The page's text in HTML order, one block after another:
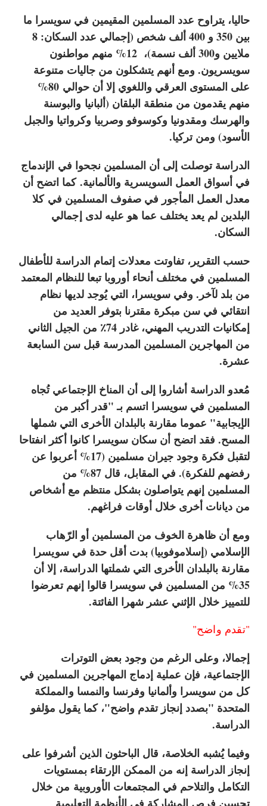
حاليا، يتراوح عدد المسلمين المقيمين في سويسرا ما
بين 350 و 400 ألف شخص (إجمالي عدد السكان: 8
ملايين و300 ألف نسمة)، 12% منهم مواطنون
سويسريون. ومع أنهم يتشكلون من جاليات متنوعة
على المستوى العرقي واللغوي إلا أن حوالي 80%
منهم يقدمون من منطقة البلقان (ألبانيا والبوسنة
والهرسك ومقدونيا وكوسوفو وصربيا وكرواتيا والجبل
الأسود) ومن تركيا.
الدراسة توصلت إلى أن المسلمين نجحوا في الإندماج
في أسواق العمل السويسرية والألمانية. كما اتضح أن
معدل العمل المأجور في صفوف المسلمين في كلا
البلدين لم يعد يختلف عما هو عليه لدى إجمالي
السكان.
حسب التقرير، تفاوتت معدلات إتمام الدراسة للأطفال
المسلمين في مختلف أنحاء أوروبا تبعا للنظام المعتمد
من بلد لآخر. وفي سويسرا، التي يُوجد لديها نظام
انتقائي في سن مبكرة مقترنا بتوفر العديد من
إمكانيات التدريب المهني، غادر 74٪ من الجيل الثاني
من المهاجرين المسلمين المدرسة قبل سن السابعة
عشرة.
مُعدو الدراسة أشاروا إلى أن المناخ الإجتماعي تُجاه
المسلمين في سويسرا اتسم بـ "قدر أكبر من
الإيجابية" عموما مقارنة بالبلدان الأخرى التي شملها
المسح. فقد اتضح أن سكان سويسرا كانوا أكثر انفتاحا
لتقبل فكرة وجود جيران مسلمين (17% أعربوا عن
رفضهم للفكرة). في المقابل، قال 87% من
المسلمين إنهم يتواصلون بشكل منتظم مع أشخاص
من ديانات أخرى خلال أوقات فراغهم.
ومع أن ظاهرة الخوف من المسلمين أو الرّهاب
الإسلامي (إسلاموفوبيا) بدت أقل حدة في سويسرا
مقارنة بالبلدان الأخرى التي شملتها الدراسة، إلا أن
35% من المسلمين في سويسرا قالوا إنهم تعرضوا
للتمييز خلال الإثني عشر شهرا الفائتة.
"تقدم واضح"
إجمالا، وعلى الرغم من وجود بعض التوترات
الإجتماعية، فإن عملية إدماج المهاجرين المسلمين في
كل من سويسرا وألمانيا وفرنسا والنمسا والمملكة
المتحدة "بصدد إنجاز تقدم واضح"، كما يقول مؤلفو
الدراسة.
وفيما يُشبه الخلاصة، قال الباحثون الذين أشرفوا على
إنجاز الدراسة إنه من الممكن الإرتقاء بمستويات
التكامل والتلاحم في المجتمعات الأوروبية من خلال